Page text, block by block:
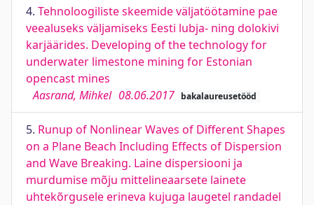
4. Tehnoloogiliste skeemide väljatöötamine pae
veealuseks väljamiseks Eesti lubja- ning dolokivi
karjäärides. Developing of the technology for
underwater limestone mining for Estonian
opencast mines
Aasrand, Mihkel 08.06.2017 bakalaureusetööd
5. Runup of Nonlinear Waves of Different Shapes
on a Plane Beach Including Effects of Dispersion
and Wave Breaking. Laine dispersiooni ja
murdumise mõju mittelineaarsete lainete
uhtekõrgusele erineva kujuga laugetel randadel